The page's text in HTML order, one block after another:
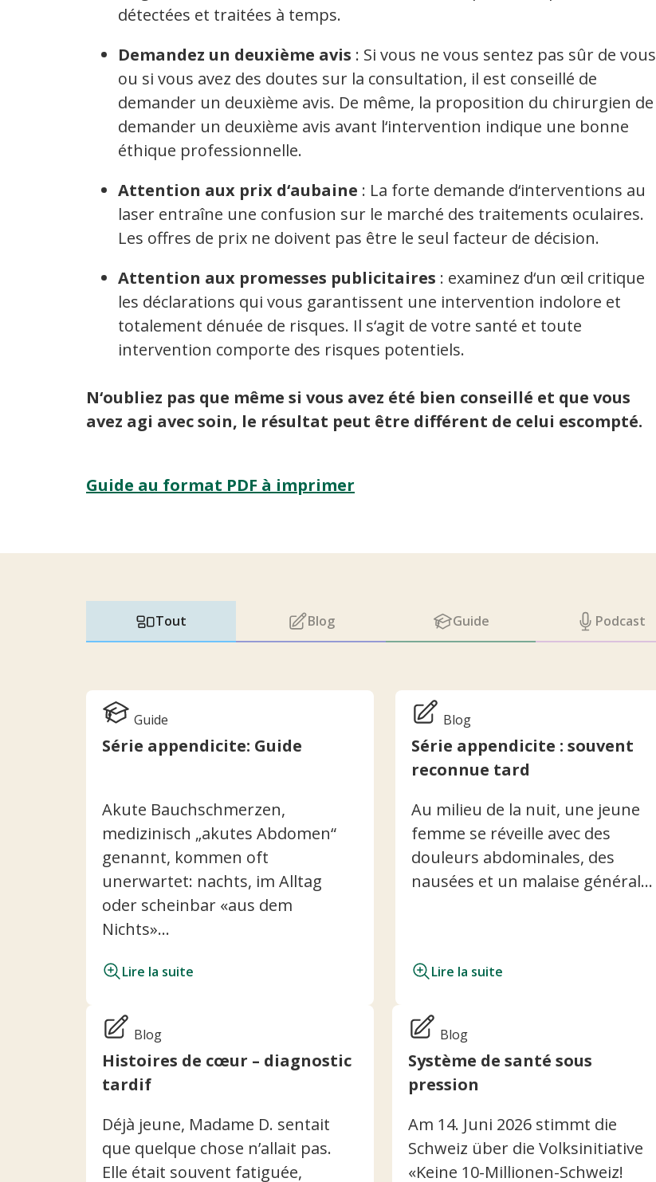
détectées et traitées à temps.
Demandez un deuxième avis : Si vous ne vous sentez pas sûr de vous
ou si vous avez des doutes sur la consultation, il est conseillé de
demander un deuxième avis. De même, la proposition du chirurgien de
demander un deuxième avis avant l‘intervention indique une bonne
éthique professionnelle.
Attention aux prix d‘aubaine : La forte demande d‘interventions au
laser entraîne une confusion sur le marché des traitements oculaires.
Les offres de prix ne doivent pas être le seul facteur de décision.
Attention aux promesses publicitaires : examinez d‘un œil critique
les déclarations qui vous garantissent une intervention indolore et
totalement dénuée de risques. Il s‘agit de votre santé et toute
intervention comporte des risques potentiels.
N‘oubliez pas que même si vous avez été bien conseillé et que vous
avez agi avec soin, le résultat peut être différent de celui escompté.
Guide au format PDF à imprimer
Tout Blog Guide Podcast
Guide
Série appendicite: Guide
Akute Bauchschmerzen,
medizinisch „akutes Abdomen“
genannt, kommen oft
unerwartet: nachts, im Alltag
oder scheinbar «aus dem
Nichts»...
Lire la suite
Blog
Série appendicite : souvent
reconnue tard
Au milieu de la nuit, une jeune
femme se réveille avec des
douleurs abdominales, des
nausées et un malaise général...
Lire la suite
Blog
Histoires de cœur – diagnostic
tardif
Déjà jeune, Madame D. sentait
que quelque chose n’allait pas.
Elle était souvent fatiguée,
Blog
Système de santé sous
pression
Am 14. Juni 2026 stimmt die
Schweiz über die Volksinitiative
«Keine 10-Millionen-Schweiz!